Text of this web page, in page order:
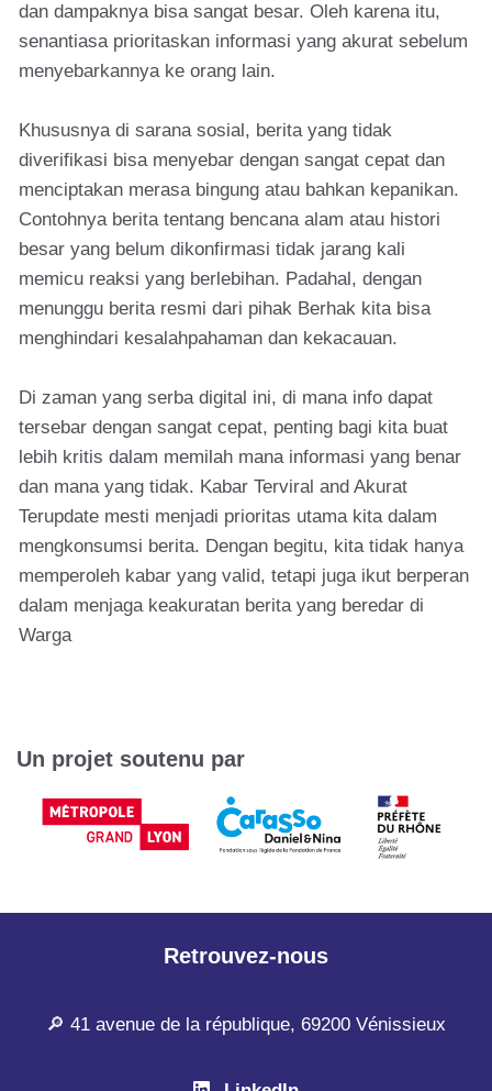
dan dampaknya bisa sangat besar. Oleh karena itu,
senantiasa prioritaskan informasi yang akurat sebelum
menyebarkannya ke orang lain.
Khususnya di sarana sosial, berita yang tidak
diverifikasi bisa menyebar dengan sangat cepat dan
menciptakan merasa bingung atau bahkan kepanikan.
Contohnya berita tentang bencana alam atau histori
besar yang belum dikonfirmasi tidak jarang kali
memicu reaksi yang berlebihan. Padahal, dengan
menunggu berita resmi dari pihak Berhak kita bisa
menghindari kesalahpahaman dan kekacauan.
Di zaman yang serba digital ini, di mana info dapat
tersebar dengan sangat cepat, penting bagi kita buat
lebih kritis dalam memilah mana informasi yang benar
dan mana yang tidak. Kabar Terviral and Akurat
Terupdate mesti menjadi prioritas utama kita dalam
mengkonsumsi berita. Dengan begitu, kita tidak hanya
memperoleh kabar yang valid, tetapi juga ikut berperan
dalam menjaga keakuratan berita yang beredar di
Warga
Un projet soutenu par
Retrouvez-nous
🔎 41 avenue de la république, 69200 Vénissieux